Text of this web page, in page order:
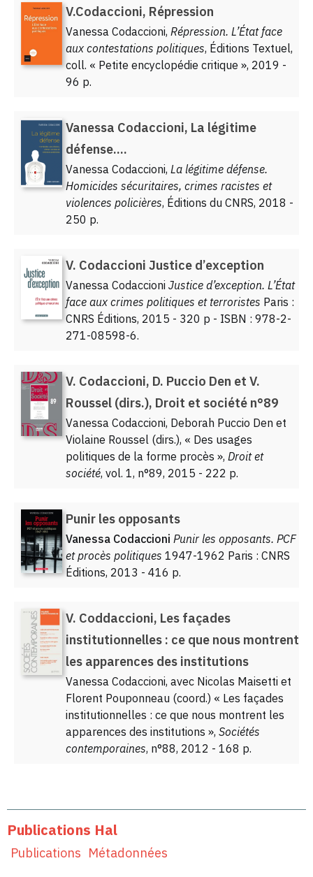
V.Codaccioni, Répression
Vanessa Codaccioni, Répression. L’État face
aux contestations politiques, Éditions Textuel,
coll. « Petite encyclopédie critique », 2019 -
96 p.
Vanessa Codaccioni, La légitime
défense....
Vanessa Codaccioni, La légitime défense.
Homicides sécuritaires, crimes racistes et
violences policières, Éditions du CNRS, 2018 -
250 p.
V. Codaccioni Justice d’exception
Vanessa Codaccioni Justice d’exception. L’État
face aux crimes politiques et terroristes Paris :
CNRS Éditions, 2015 - 320 p - ISBN : 978-2-
271-08598-6.
V. Codaccioni, D. Puccio Den et V.
Roussel (dirs.), Droit et société n°89
Vanessa Codaccioni, Deborah Puccio Den et
Violaine Roussel (dirs.), « Des usages
politiques de la forme procès », Droit et
société, vol. 1, n°89, 2015 - 222 p.
Punir les opposants
Vanessa Codaccioni Punir les opposants. PCF
et procès politiques 1947-1962 Paris : CNRS
Éditions, 2013 - 416 p.
V. Coddaccioni, Les façades
institutionnelles : ce que nous montrent
les apparences des institutions
Vanessa Codaccioni, avec Nicolas Maisetti et
Florent Pouponneau (coord.) « Les façades
institutionnelles : ce que nous montrent les
apparences des institutions », Sociétés
contemporaines, n°88, 2012 - 168 p.
Publications Hal
Publications Métadonnées